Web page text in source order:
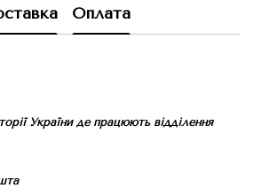
Оплата
України де працюють відділення